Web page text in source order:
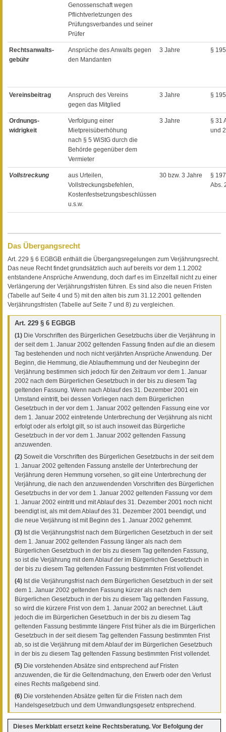
Genossenschaft wegen
Pflichtverletzungen des
Prüfungsverbandes und seiner
Prüfer
Rechtsanwalts-
gebühr
Ansprüche des Anwalts gegen
den Mandanten
3 Jahre §
Vereinsbeitrag
Anspruch des Vereins
gegen das Mitglied
3 Jahre §
Ordnungs-
widrigkeit
Verfolgung einer
Mietpreisüberhöhung
nach § 5 WiStG durch die
Behörde gegenüber dem
Vermieter
3 Jahre
§ 31
und
Vollstreckung
aus Urteilen,
Vollstreckungsbefehlen,
Kostenfestsetzungsbeschlüssen
u.s.w.
30 bzw. 3 Jahre
§
Abs.
Das Übergangsrecht
Art. 229 § 6 EGBGB enthält die Übergangsregelungen zum Verjährungsrecht.
Das neue Recht findet grundsätzlich auch auf bereits vor dem 1.1.2002
entstandene Ansprüche Anwendung, doch darf es im Einzelfall nicht zu einer
Verlängerung der Verjährungsfristen führen. Es sind also die neuen Fristen
(Tabelle auf Seite 4 und 5) mit den alten bis zum 31.12.2001 geltenden
Verjährungsfristen (Tabelle auf Seite 7 und 8) zu vergleichen.
Art. 229 § 6 EGBGB
(1) Die Vorschriften des Bürgerlichen Gesetzbuchs über die Verjährung in
der seit dem 1. Januar 2002 geltenden Fassung finden auf die an diesem
Tag bestehenden und noch nicht verjährten Ansprüche Anwendung. Der
Beginn, die Hemmung, die Ablaufhemmung und der Neubeginn der
Verjährung bestimmen sich jedoch für den Zeitraum vor dem 1. Januar
2002 nach dem Bürgerlichen Gesetzbuch in der bis zu diesem Tag
geltenden Fassung. Wenn nach Ablauf des 31. Dezember 2001 ein
Umstand eintritt, bei dessen Vorliegen nach dem Bürgerlichen
Gesetzbuch in der vor dem 1. Januar 2002 geltenden Fassung eine vor
dem 1. Januar 2002 eintretende Unterbrechung der Verjährung als nicht
erfolgt oder als erfolgt gilt, so ist auch insoweit das Bürgerliche
Gesetzbuch in der vor dem 1. Januar 2002 geltenden Fassung
anzuwenden.
(2) Soweit die Vorschriften des Bürgerlichen Gesetzbuchs in der seit dem
1. Januar 2002 geltenden Fassung anstelle der Unterbrechung der
Verjährung deren Hemmung vorsehen, so gilt eine Unterbrechung der
Verjährung, die nach den anzuwendenden Vorschriften des Bürgerlichen
Gesetzbuchs in der vor dem 1. Januar 2002 geltenden Fassung vor dem
1. Januar 2002 eintritt und mit Ablauf des 31. Dezember 2001 noch nicht
beendigt ist, als mit dem Ablauf des 31. Dezember 2001 beendigt, und
die neue Verjährung ist mit Beginn des 1. Januar 2002 gehemmt.
(3) Ist die Verjährungsfrist nach dem Bürgerlichen Gesetzbuch in der seit
dem 1. Januar 2002 geltenden Fassung länger als nach dem
Bürgerlichen Gesetzbuch in der bis zu diesem Tag geltenden Fassung,
so ist die Verjährung mit dem Ablauf der im Bürgerlichen Gesetzbuch in
der bis zu diesem Tag geltenden Fassung bestimmten Frist vollendet.
(4) Ist die Verjährungsfrist nach dem Bürgerlichen Gesetzbuch in der seit
dem 1. Januar 2002 geltenden Fassung kürzer als nach dem
Bürgerlichen Gesetzbuch in der bis zu diesem Tag geltenden Fassung,
so wird die kürzere Frist von dem 1. Januar 2002 an berechnet. Läuft
jedoch die im Bürgerlichen Gesetzbuch in der bis zu diesem Tag
geltenden Fassung bestimmte längere Frist früher als die im Bürgerlichen
Gesetzbuch in der seit diesem Tag geltenden Fassung bestimmten Frist
ab, so ist die Verjährung mit dem Ablauf der im Bürgerlichen Gesetzbuch
in der bis zu diesem Tag geltenden Fassung bestimmten Frist vollendet.
(5) Die vorstehenden Absätze sind entsprechend auf Fristen
anzuwenden, die für die Geltendmachung, den Erwerb oder den Verlust
eines Rechts maßgebend sind.
(6) Die vorstehenden Absätze gelten für die Fristen nach dem
Handelsgesetzbuch und dem Umwandlungsgesetz entsprechend.
Dieses Merkblatt ersetzt keine Rechtsberatung. Vor Befolgung der